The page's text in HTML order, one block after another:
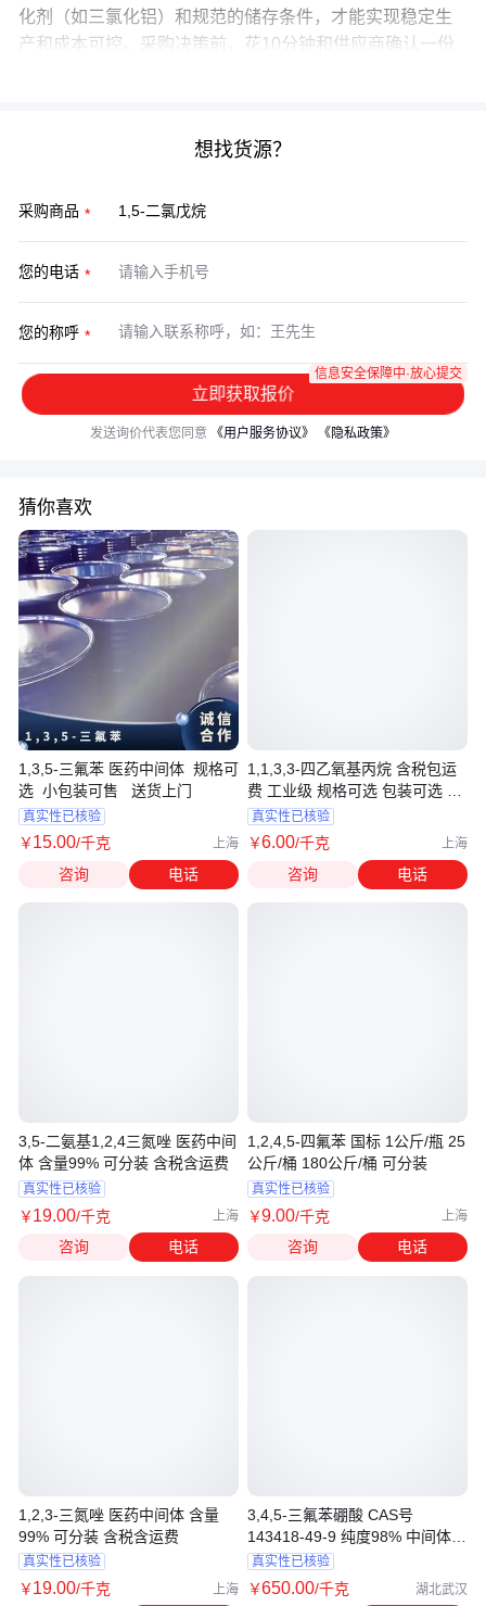
化剂（如三氯化铝）和规范的储存条件，才能实现稳定生
产和成本可控。采购决策前，花10分钟和供应商确认一份
想找货源？
采购商品
您的电话
您的称呼
立即获取报价
信息安全保障中·放心提交
发送询价代表您同意 《用户服务协议》 《隐私政策》
猜你喜欢
1,3,5-三氟苯 医药中间体 规格可
选 小包装可售 送货上门
真实性已核验
￥15.00/千克 上海
咨询 电话
3,5-二氨基1,2,4三氮唑 医药中间
体 含量99% 可分装 含税含运费
真实性已核验
￥19.00/千克 上海
咨询 电话
1,2,3-三氮唑 医药中间体 含量
99% 可分装 含税含运费
真实性已核验
￥19.00/千克 上海
1,1,3,3-四乙氧基丙烷 含税包运
费 工业级 规格可选 包装可选 可
分装售
真实性已核验
￥6.00/千克 上海
咨询 电话
1,2,4,5-四氟苯 国标 1公斤/瓶 25
公斤/桶 180公斤/桶 可分装
真实性已核验
￥9.00/千克 上海
咨询 电话
3,4,5-三氟苯硼酸 CAS号
143418-49-9 纯度98% 中间体
现货可分装
真实性已核验
￥650.00/千克 湖北武汉